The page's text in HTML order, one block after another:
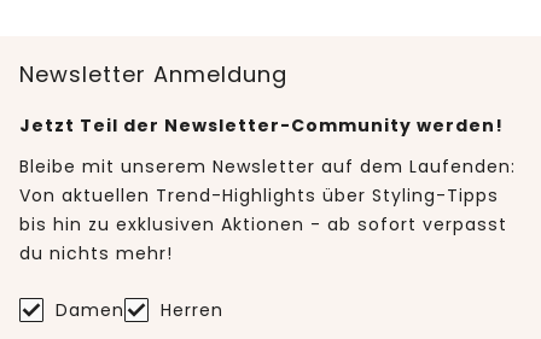
Newsletter Anmeldung
Jetzt Teil der Newsletter-Community werden!
Bleibe mit unserem Newsletter auf dem Laufenden:
Von aktuellen Trend-Highlights über Styling-Tipps
bis hin zu exklusiven Aktionen - ab sofort verpasst
du nichts mehr!
Damen Herren